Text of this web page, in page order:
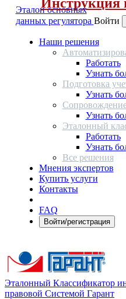
Эталон основных
данных регулятора Войти
Наши решения
Работать
Узнать
Подготовка
Узнать
Узнать
Эталонный
Работать
Узнать
Все решения
Мнения экспертов
Купить услуги
Контакты
FAQ
Войти/регистрация
Эталонный Классификатор
правовой Системой Гарант